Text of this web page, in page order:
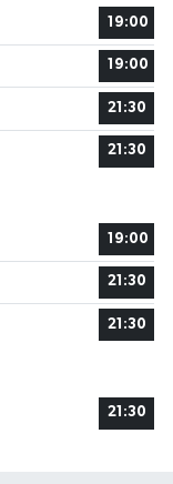
19:00
19:00
21:30
21:30
19:00
21:30
21:30
21:30